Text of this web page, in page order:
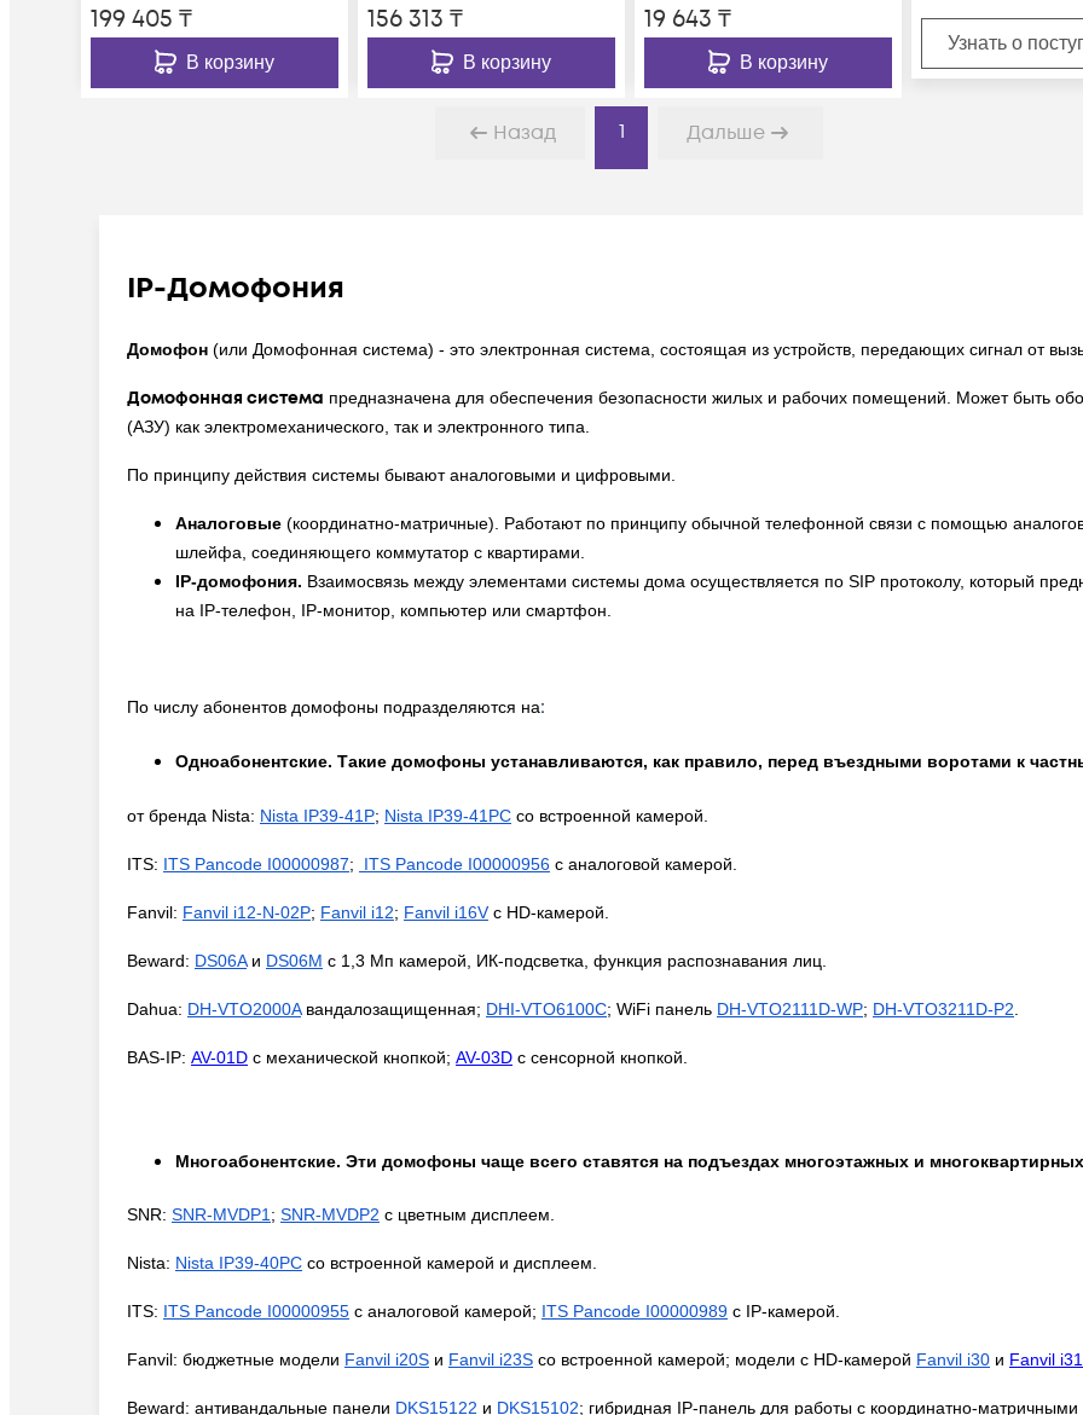
199 405 ₸
В корзину
156 313 ₸
В корзину
19 643 ₸
В корзину
Узнать о
Назад 1 Дальше
IP-Домофония
Домофон (или Домофонная система) - это электронная система, состоящая из устройств, передающих сигнал от
Домофонная система предназначена для обеспечения безопасности жилых и рабочих помещений. Может быть
(АЗУ) как электромеханического, так и электронного типа.
По принципу действия системы бывают аналоговыми и цифровыми.
Аналоговые (координатно-матричные). Работают по принципу обычной телефонной связи с помощью
шлейфа, соединяющего коммутатор с квартирами.
IP-домофония. Взаимосвязь между элементами системы дома осуществляется по SIP протоколу, который
на IP-телефон, IP-монитор, компьютер или смартфон.
По числу абонентов домофоны подразделяются на:
Одноабонентские. Такие домофоны устанавливаются, как правило, перед въездными воротами к
от бренда Nista: Nista IP39-41P; Nista IP39-41PC со встроенной камерой.
ITS: ITS Pancode I00000987; ITS Pancode I00000956 с аналоговой камерой.
Fanvil: Fanvil i12-N-02P; Fanvil i12; Fanvil i16Vс HD-камерой.
Beward: DS06Aи DS06M с 1,3 Мп камерой, ИК-подсветка, функция распознавания лиц.
Dahua: DH-VTO2000Aвандалозащищенная; DHI-VTO6100C; WiFi панель DH-VTO2111D-WP; DH-VTO3211D-P2
BAS-IP: AV-01D с механической кнопкой; AV-03D с сенсорной кнопкой.
Многоабонентские. Эти домофоны чаще всего ставятся на подъездах многоэтажных и
SNR: SNR-MVDP1; SNR-MVDP2 с цветным дисплеем.
Nista: Nista IP39-40PC со встроенной камерой и дисплеем.
ITS: ITS Pancode I00000955 с аналоговой камерой; ITS Pancode I00000989 с IP-камерой.
Fanvil: бюджетные модели Fanvil i20S и Fanvil i23S со встроенной камерой; модели с HD-камерой Fanvil i30 и Fanvil
Beward: антивандальные панели DKS15122 и DKS15102; гибридная IP-панель для работы с координатно-